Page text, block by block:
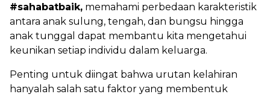
#sahabatbaik, memahami perbedaan karakteristik
antara anak sulung, tengah, dan bungsu hingga
anak tunggal dapat membantu kita mengetahui
keunikan setiap individu dalam keluarga.
Penting untuk diingat bahwa urutan kelahiran
hanyalah salah satu faktor yang membentuk